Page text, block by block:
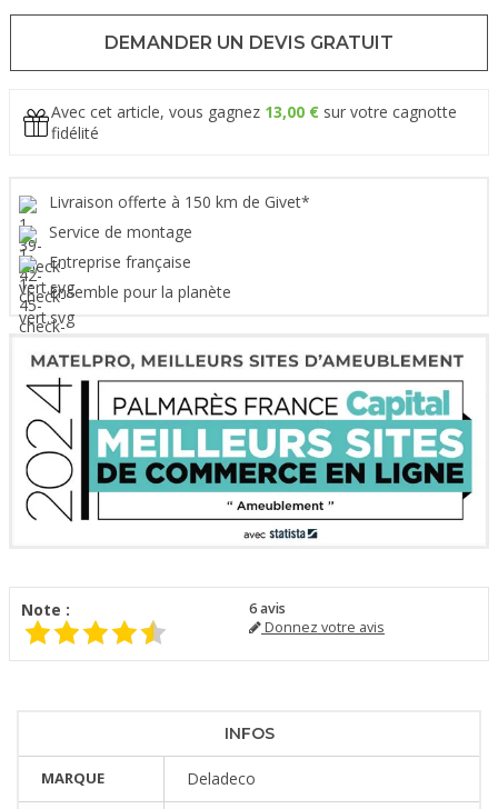
DEMANDER UN DEVIS GRATUIT
Avec cet article, vous gagnez 13,00 € sur votre cagnotte
fidélité
Livraison offerte à 150 km de Givet*
Service de montage
Entreprise française
Ensemble pour la planète
Note : 6avis
Donnez votre avis
INFOS
MARQUE Deladeco